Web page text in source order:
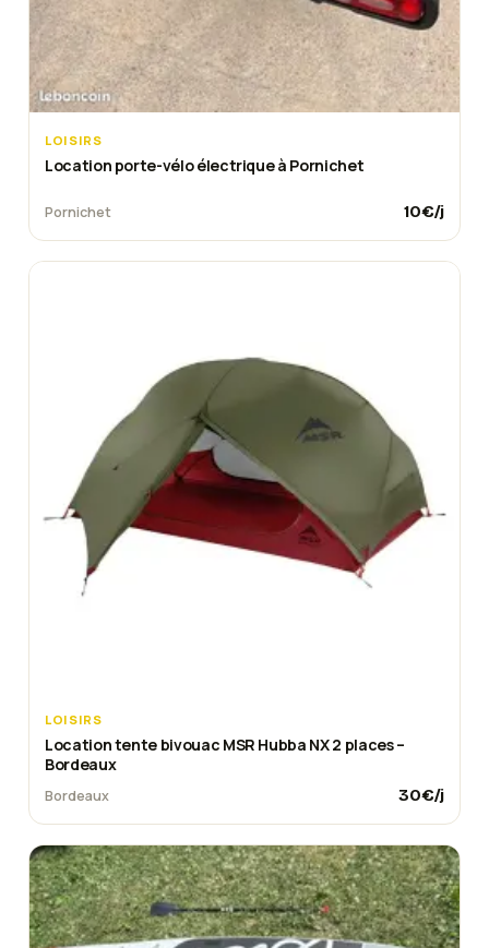
LOISIRS
Location porte-vélo électrique à Pornichet
Pornichet 10€/j
LOISIRS
Location tente bivouac MSR Hubba NX 2 places –
Bordeaux
Bordeaux 30€/j